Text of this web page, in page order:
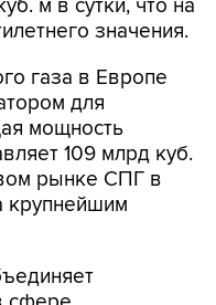
м в сутки, что на
значения.
газа в Европе
для
мощность
109 млрд куб.
рынке СПГ в
крупнейшим